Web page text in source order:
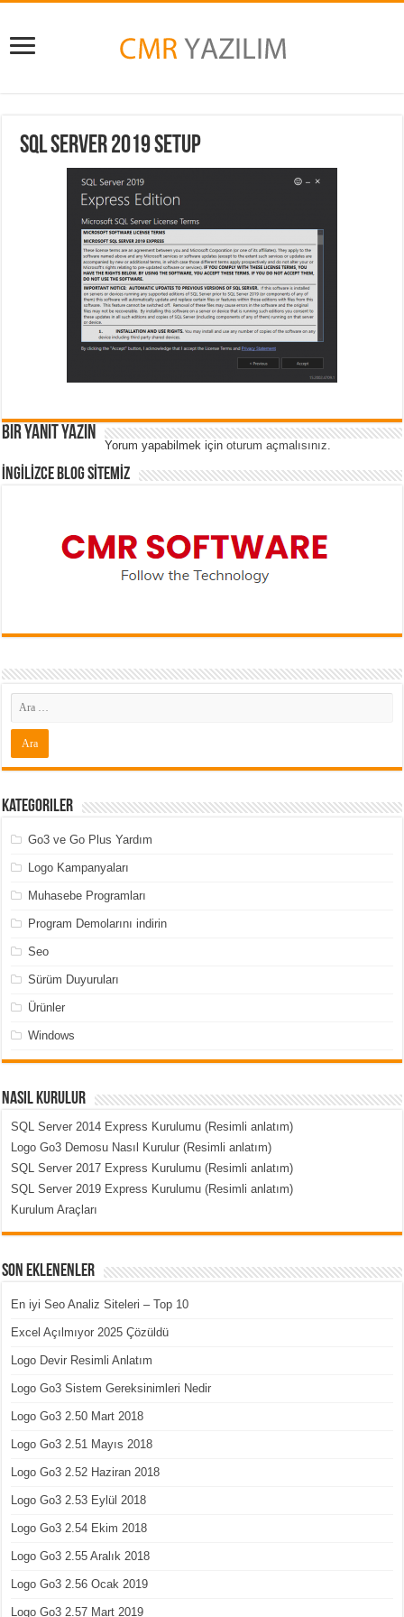
SQL SERVER 2019 setup
Bir yanıt yazın
Yorum yapabilmek içinoturum açmalısınız.
İNGİLİZCE BLOG SİTEMİZ
Kategoriler
Go3 ve Go Plus Yardım
Logo Kampanyaları
Muhasebe Programları
Program Demolarını indirin
Seo
Sürüm Duyuruları
Ürünler
Windows
Nasıl Kurulur
SQL Server 2014 Express Kurulumu (Resimli anlatım)
Logo Go3 Demosu Nasıl Kurulur (Resimli anlatım)
SQL Server 2017 Express Kurulumu (Resimli anlatım)
SQL Server 2019 Express Kurulumu (Resimli anlatım)
Kurulum Araçları
Son Eklenenler
En iyi Seo Analiz Siteleri – Top 10
Excel Açılmıyor 2025 Çözüldü
Logo Devir Resimli Anlatım
Logo Go3 Sistem Gereksinimleri Nedir
Logo Go3 2.50 Mart 2018
Logo Go3 2.51 Mayıs 2018
Logo Go3 2.52 Haziran 2018
Logo Go3 2.53 Eylül 2018
Logo Go3 2.54 Ekim 2018
Logo Go3 2.55 Aralık 2018
Logo Go3 2.56 Ocak 2019
Logo Go3 2.57 Mart 2019